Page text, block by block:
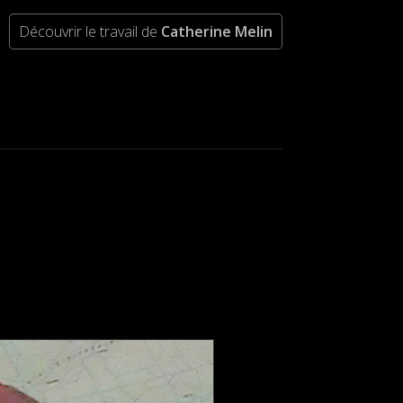
Découvrir le travail de Catherine Melin